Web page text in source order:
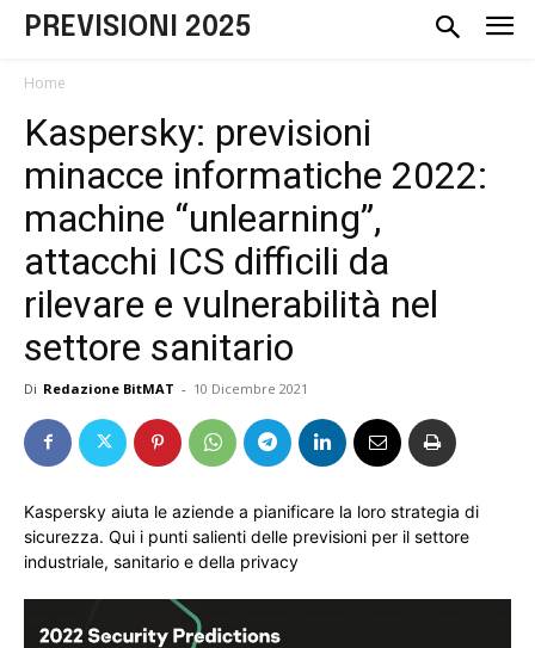
PREVISIONI 2025
Home
Kaspersky: previsioni
minacce informatiche 2022:
machine “unlearning”,
attacchi ICS difficili da
rilevare e vulnerabilità nel
settore sanitario
Di Redazione BitMAT - 10 Dicembre 2021
Kaspersky aiuta le aziende a pianificare la loro strategia di
sicurezza. Qui i punti salienti delle previsioni per il settore
industriale, sanitario e della privacy